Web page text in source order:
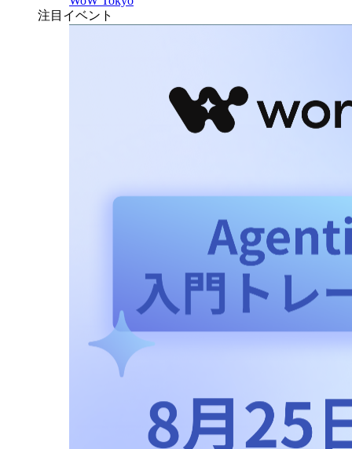
注目イベント